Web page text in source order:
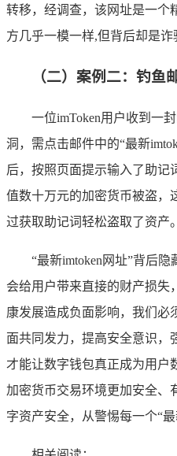
转移，经调查，该网址是一个
方几乎一模一样,但背后却是诈
（二）案例二：钓鱼
一位imToken用户收到一
洞，需点击邮件中的“最新
后，按照页面提示输入了助记
值数十万元的加密货币被盗，
过获取助记词轻松盗取了资产。
“最新imtoken网址”背后隐
会给用户带来直接的财产损失
康发展造成负面影响，我们必
面共同发力，提高安全意识，
才能让数字钱包真正成为用户
加密货币交易环境更加安全、
字资产安全，从警惕每一个“最